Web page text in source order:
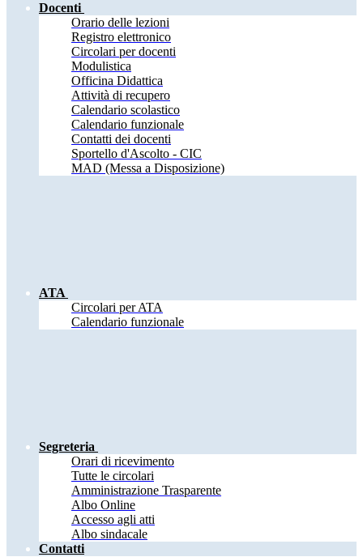
Docenti
Orario delle lezioni
Registro elettronico
Circolari per docenti
Modulistica
Officina Didattica
Attività di recupero
Calendario scolastico
Calendario funzionale
Contatti dei docenti
Sportello d'Ascolto - CIC
MAD (Messa a Disposizione)
ATA
Circolari per ATA
Calendario funzionale
Segreteria
Orari di ricevimento
Tutte le circolari
Amministrazione Trasparente
Albo Online
Accesso agli atti
Albo sindacale
Contatti